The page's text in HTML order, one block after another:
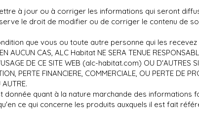
à jour ou à corriger les informations qui seront
le droit de modifier ou de corriger le contenu de
que vous ou toute autre personne qui les
CAS, ALC Habitat NE SERA TENUE
DE CE SITE WEB (alc-habitat.com) OU D'AUTRES
PERTE FINANCIERE, COMMERCIALE, OU PERTE DE
donnée quant à la nature marchande des informations
ce qui concerne les produits auxquels il est fait